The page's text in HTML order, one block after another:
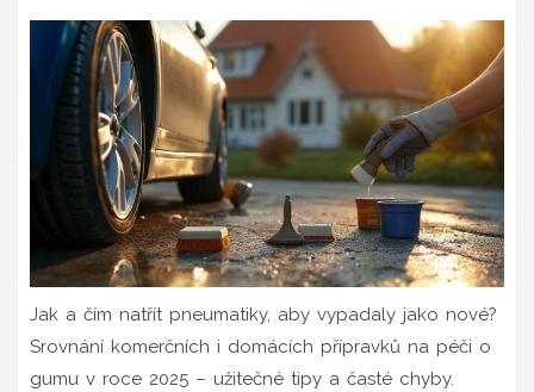
Jak a čím natřít pneumatiky, aby vypadaly jako nové?
Srovnání komerčních i domácích přípravků na péči o
gumu v roce 2025 – užitečné tipy a časté chyby.